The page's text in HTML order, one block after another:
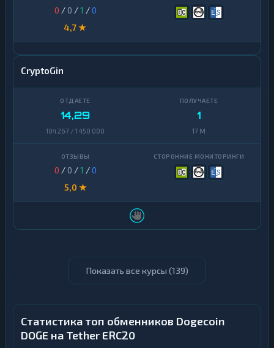
0 / 0 /1 /0
4,7 ★
CryptoGin
14,29
104 267 / 1 450 000
1
17 M
0 / 0 /1 /0
5,0 ★
Показать все курсы (139)
Статистика топ обменников Dogecoin
DOGE на Tether ERC20